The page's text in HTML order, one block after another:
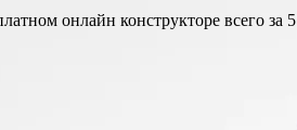
онлайн конструкторе всего за 5